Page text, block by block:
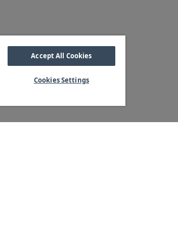
Accept All Cookies
Cookies Settings